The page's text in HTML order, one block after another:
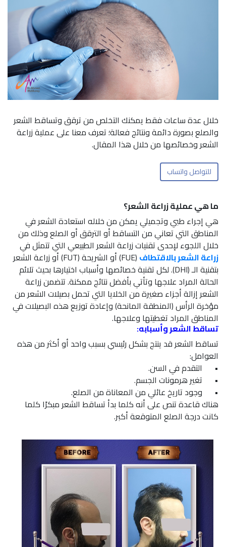
خلال عدة ساعات فقط يمكنك التخلص من ترقق وتساقط الشعر
والصلع بصورة دائمة ونتائج فعالة؛ تعرف معنا على عملية زراعة
الشعر وخصائصها من خلال هذا المقال.
للتواصل واتساب
ما هي عملية زراعة الشعر؟
هي إجراء طبي وتجميلي يمكن من خلاله استعادة الشعر في
المناطق التي تعاني من التساقط أو الترقق أو الصلع وذلك من
خلال اللجوء لإحدى تقنيات زراعة الشعر الطبيعي التي تتمثل في
زراعة الشعر بالاقتطاف
(FUE) أو الشريحة (FUT) أو زراعة الشعر
بتقنية الـ (DHI). لكل تقنية خصائصها وأسباب اختيارها بحيث تلائم
الحالة المراد علاجها وتأتي بأفضل نتائج ممكنة. تتضمن زراعة
الشعر إزالة أجزاء صغيرة من الخلايا التي تحمل بصيلات الشعر من
مؤخرة الرأس (المنطقة المانحة) وإعادة توزيع هذه البصيلات في
المناطق المراد تغطيتها وعلاجها.
تساقط الشعر وأسبابه:
تساقط الشعر قد ينتج بشكل رئيسي بسبب واحد أو أكثر من هذه
العوامل:
•
التقدم في السن.
•
تغير هرمونات الجسم.
•
وجود تاريخ عائلي من المعاناة من الصلع.
هناك قاعدة تنص على أنه كلما بدأ تساقط الشعر مبكرًا كلما
كانت درجة الصلع المتوقعة أكبر.